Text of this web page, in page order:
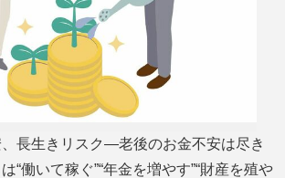
長生きリスク―老後のお金不安は尽き
“働いて稼ぐ”“年金を増やす”“財産を殖や